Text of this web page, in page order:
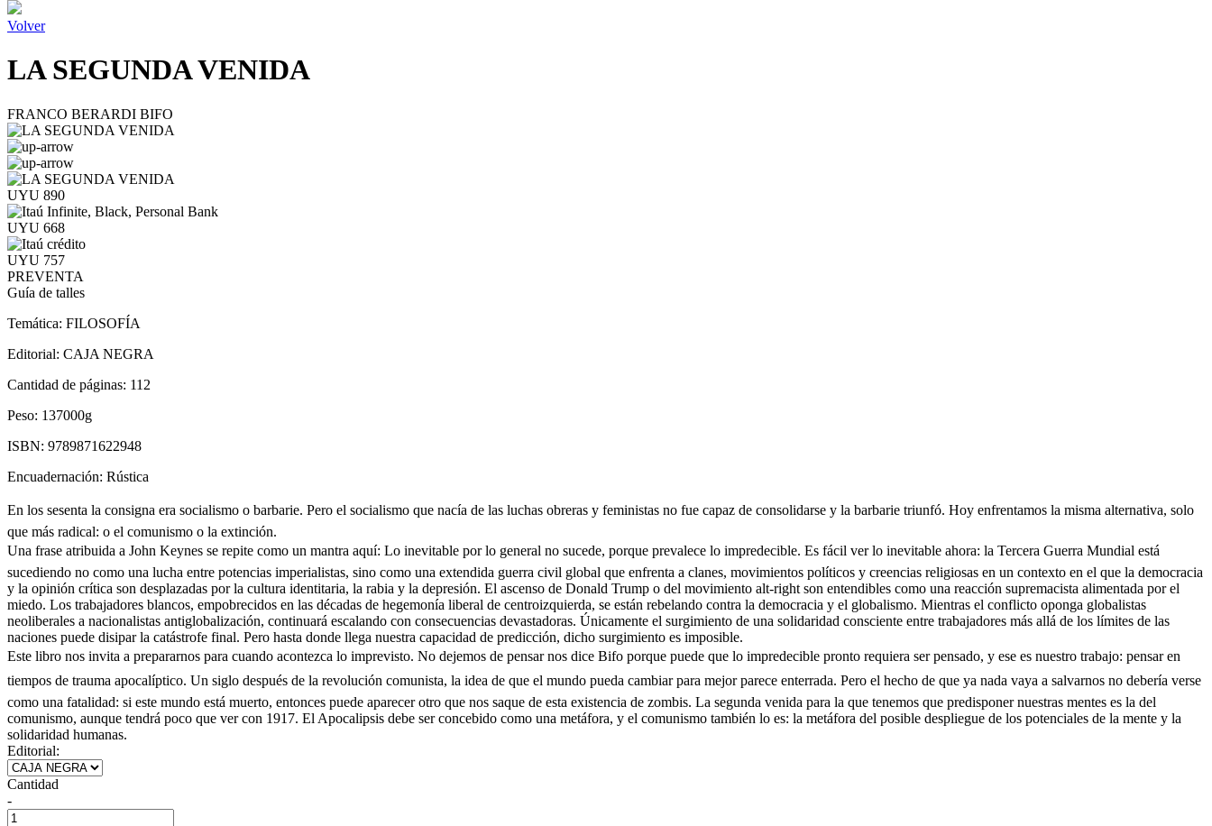
Volver
LA SEGUNDA VENIDA
FRANCO BERARDI BIFO
UYU 890
UYU 668
UYU 757
PREVENTA
Guía de talles
Temática: FILOSOFÍA
Editorial: CAJA NEGRA
Cantidad de páginas: 112
Peso: 137000g
ISBN: 9789871622948
Encuadernación: Rústica
En los sesenta la consigna era socialismo o barbarie. Pero el socialismo que nacía de las luchas obreras y feministas no fue capaz de consolidarse y la barbarie triunfó. Hoy enfrentamos la misma alternativa, solo
que más radical: o el comunismo o la extinción.
Una frase atribuida a John Keynes se repite como un mantra aquí: Lo inevitable por lo general no sucede, porque prevalece lo impredecible. Es fácil ver lo inevitable ahora: la Tercera Guerra Mundial está
sucediendo no como una lucha entre potencias imperialistas, sino como una extendida guerra civil global que enfrenta a clanes, movimientos políticos y creencias religiosas en un contexto en el que la democracia
y la opinión crítica son desplazadas por la cultura identitaria, la rabia y la depresión. El ascenso de Donald Trump o del movimiento alt-right son entendibles como una reacción supremacista alimentada por el
miedo. Los trabajadores blancos, empobrecidos en las décadas de hegemonía liberal de centroizquierda, se están rebelando contra la democracia y el globalismo. Mientras el conflicto oponga globalistas
neoliberales a nacionalistas antiglobalización, continuará escalando con consecuencias devastadoras. Únicamente el surgimiento de una solidaridad consciente entre trabajadores más allá de los límites de las
naciones puede disipar la catástrofe final. Pero hasta donde llega nuestra capacidad de predicción, dicho surgimiento es imposible.
Este libro nos invita a prepararnos para cuando acontezca lo imprevisto. No dejemos de pensar nos dice Bifo porque puede que lo impredecible pronto requiera ser pensado, y ese es nuestro trabajo: pensar en
tiempos de trauma apocalíptico. Un siglo después de la revolución comunista, la idea de que el mundo pueda cambiar para mejor parece enterrada. Pero el hecho de que ya nada vaya a salvarnos no debería verse
como una fatalidad: si este mundo está muerto, entonces puede aparecer otro que nos saque de esta existencia de zombis. La segunda venida para la que tenemos que predisponer nuestras mentes es la del
comunismo, aunque tendrá poco que ver con 1917. El Apocalipsis debe ser concebido como una metáfora, y el comunismo también lo es: la metáfora del posible despliegue de los potenciales de la mente y la
solidaridad humanas.
Editorial:
Cantidad
-